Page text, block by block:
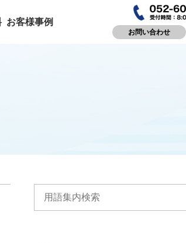
お客様事例
お問い合わせ